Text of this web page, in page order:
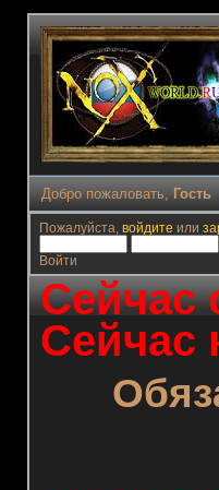
Добро пожаловать, Гость
Пожалуйста, войдите или
Войти
Сейчас
Сейчас